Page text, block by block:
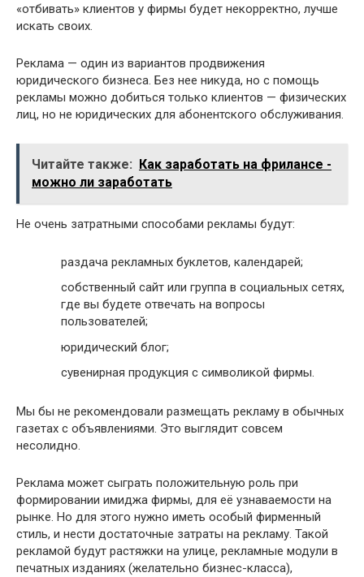
«отбивать» клиентов у фирмы будет некорректно, лучше
искать своих.
Реклама — один из вариантов продвижения
юридического бизнеса. Без нее никуда, но с помощь
рекламы можно добиться только клиентов — физических
лиц, но не юридических для абонентского обслуживания.
Читайте также: Как заработать на фрилансе -
можно ли заработать
Не очень затратными способами рекламы будут:
раздача рекламных буклетов, календарей;
собственный сайт или группа в социальных сетях,
где вы будете отвечать на вопросы
пользователей;
юридический блог;
сувенирная продукция с символикой фирмы.
Мы бы не рекомендовали размещать рекламу в обычных
газетах с объявлениями. Это выглядит совсем
несолидно.
Реклама может сыграть положительную роль при
формировании имиджа фирмы, для её узнаваемости на
рынке. Но для этого нужно иметь особый фирменный
стиль, и нести достаточные затраты на рекламу. Такой
рекламой будут растяжки на улице, рекламные модули в
печатных изданиях (желательно бизнес-класса),